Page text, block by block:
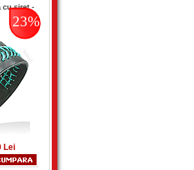
cu siret -
23%
Lei